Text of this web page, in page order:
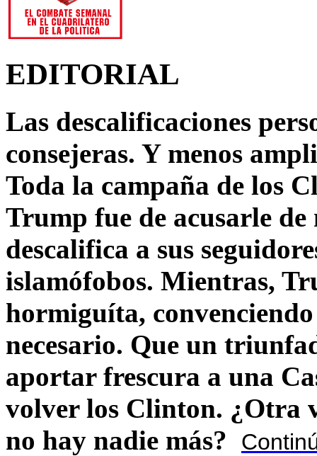
EDITORIAL
Las descalificaciones
consejeras. Y menos
Toda la campaña de los
Trump fue de acusarle
descalifica a sus
islamófobos. Mientras,
hormiguíta,
necesario. Que un
aportar frescura a una
volver los Clinton. ¿Otra
no hay nadie más?